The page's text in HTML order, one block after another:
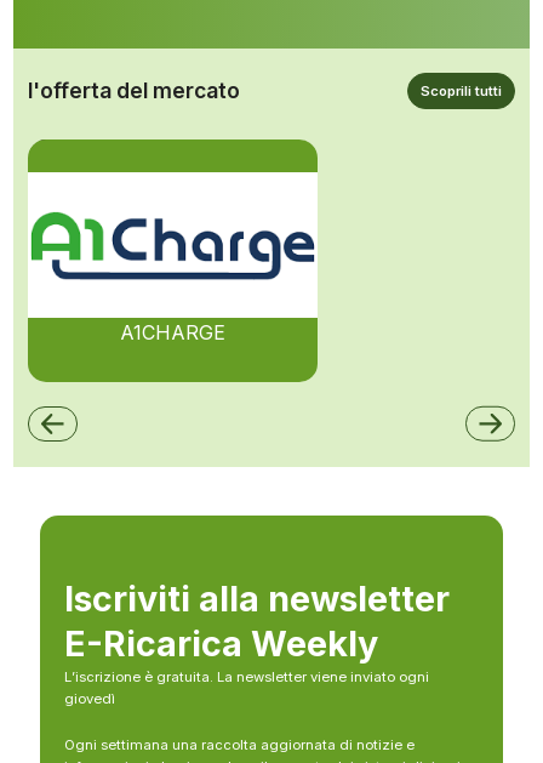
l'offerta del mercato Scoprili tutti
A1CHARGE
Iscriviti alla newsletter
E-Ricarica Weekly
L’iscrizione è gratuita. La newsletter viene inviato ogni
giovedì
Ogni settimana una raccolta aggiornata di notizie e